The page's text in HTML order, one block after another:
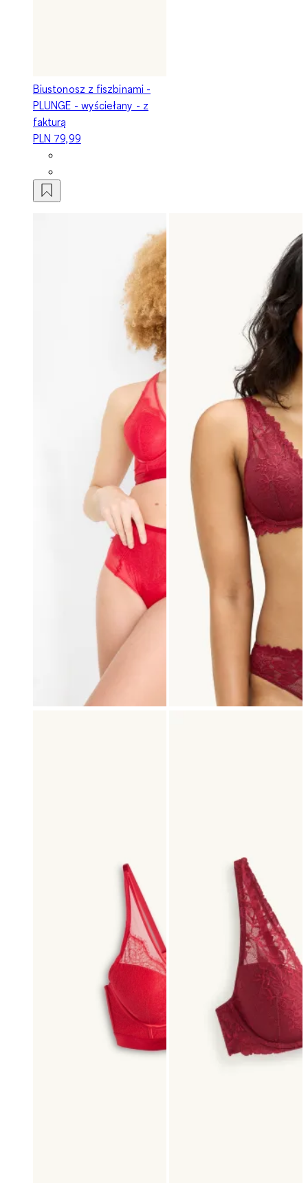
Biustonosz z fiszbinami -
PLUNGE - wyściełany - z
fakturą
PLN 79,99